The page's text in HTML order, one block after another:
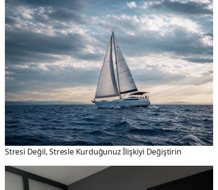
Stresi Değil, Stresle Kurduğunuz İlişkiyi Değiştirin